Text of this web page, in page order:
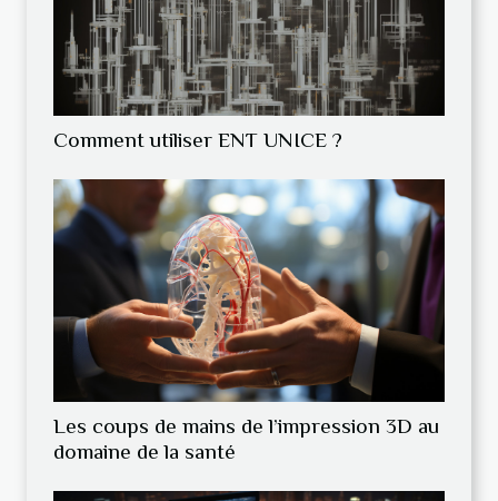
Comment utiliser ENT UNICE ?
Les coups de mains de l’impression 3D au
domaine de la santé